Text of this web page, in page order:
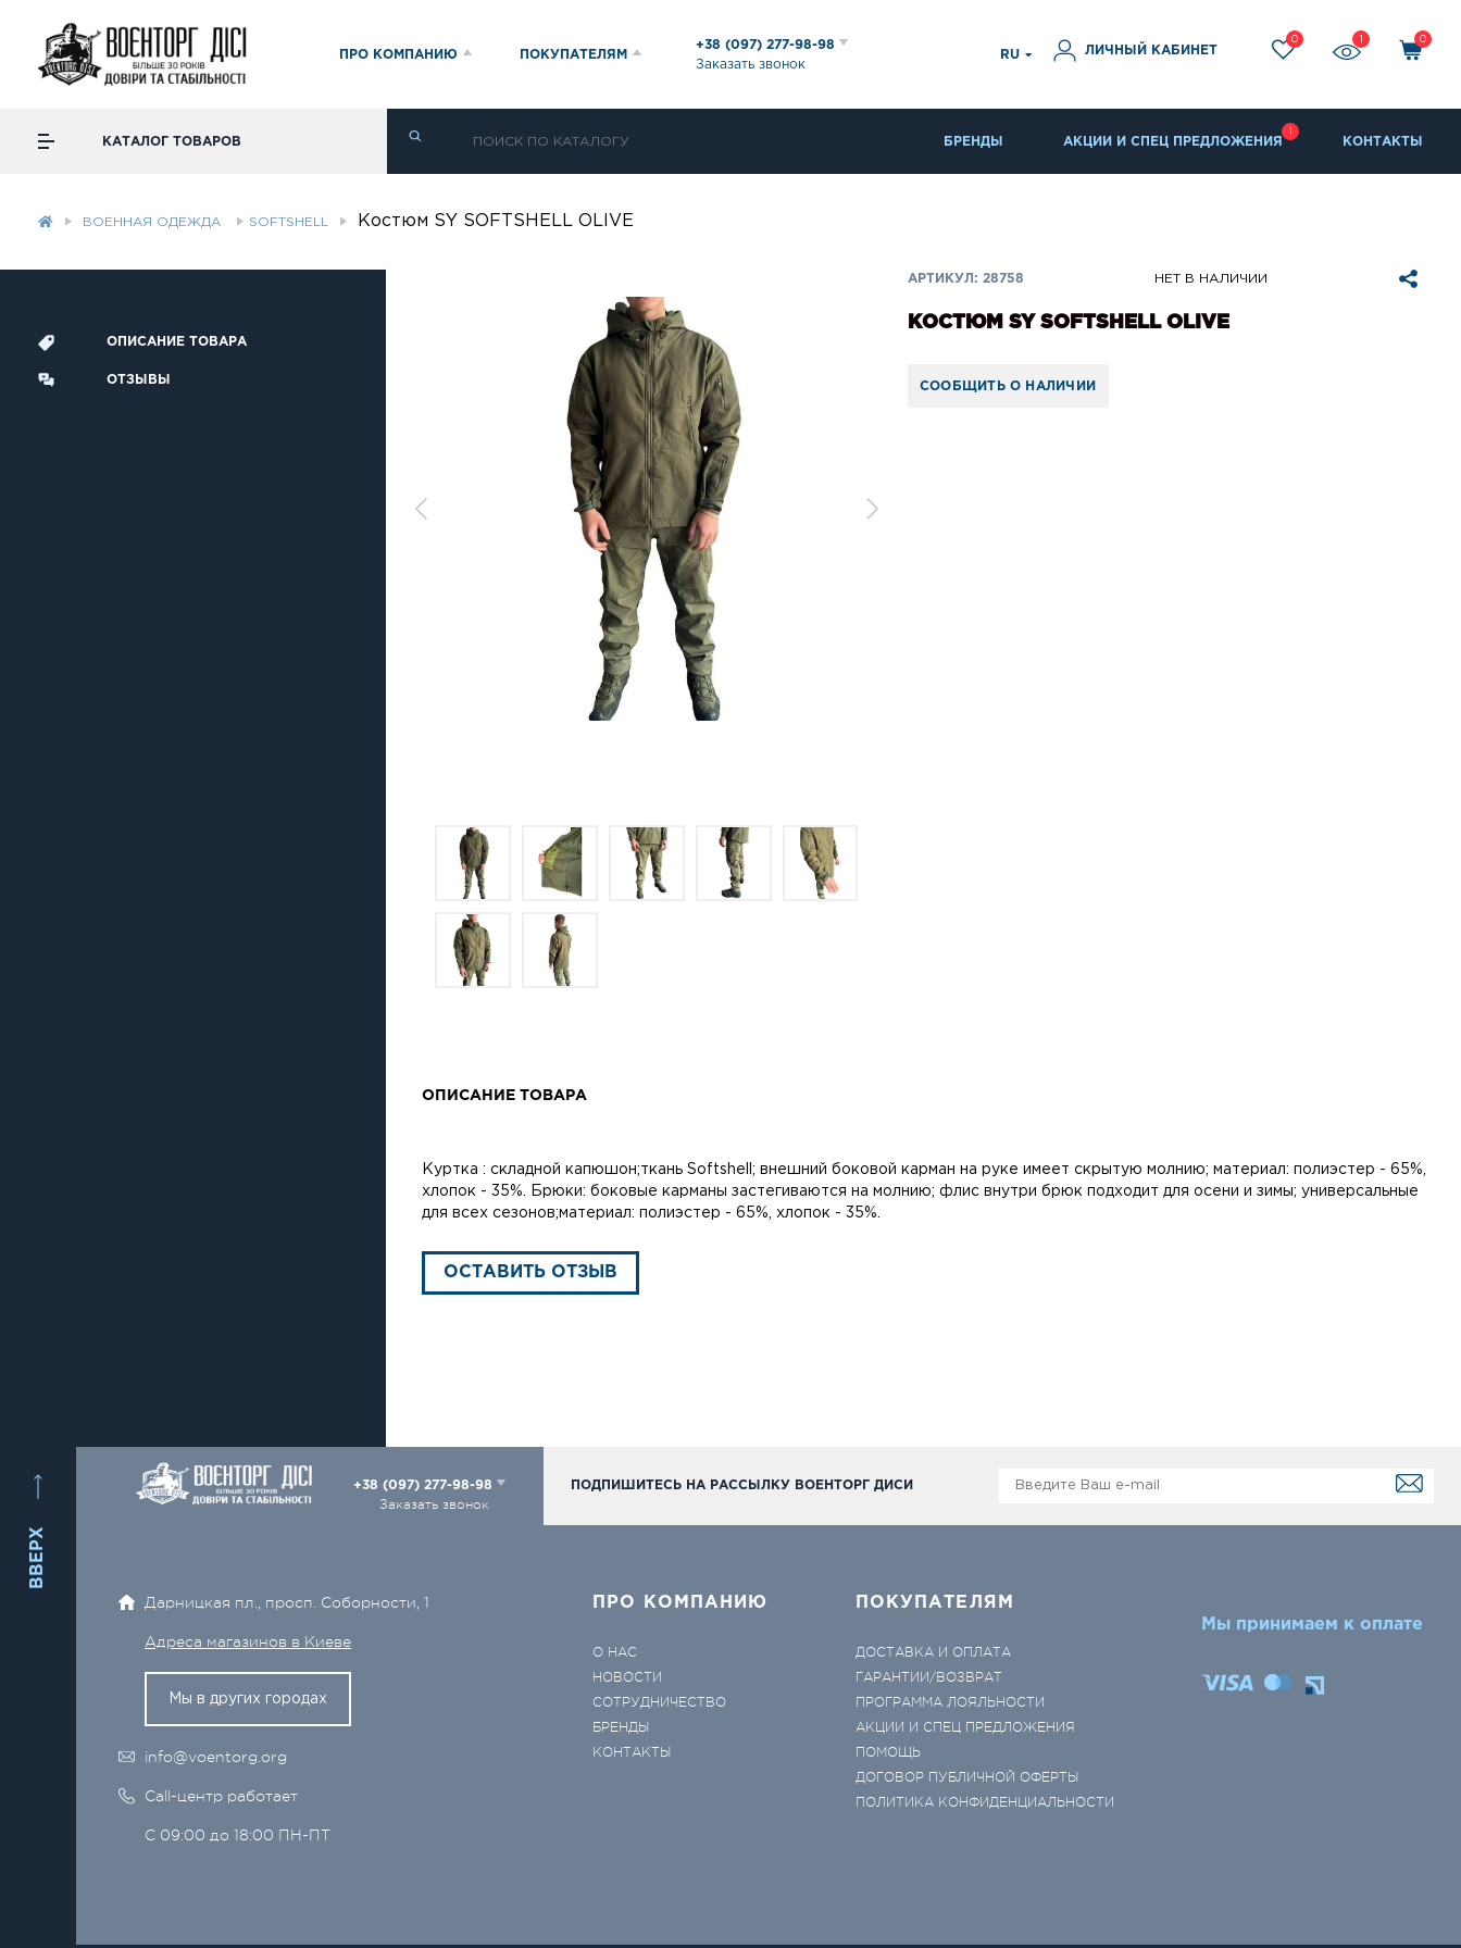
ПРО КОМПАНИЮ ПОКУПАТЕЛЯМ
+38 (097) 277-98-98
Заказать звонок
RU ЛИЧНЫЙ КАБИНЕТ
0 0
КАТАЛОГ ТОВАРОВ БРЕНДЫ АКЦИИ И СПЕЦ ПРЕДЛОЖЕНИЯ КОНТАКТЫ
ВОЕННАЯ ОДЕЖДА SOFTSHELL Костюм SY SOFTSHELL OLIVE
ОПИСАНИЕ ТОВАРА
ОТЗЫВЫ
АРТИКУЛ: 28758 НЕТ В НАЛИЧИИ
КОСТЮМ SY SOFTSHELL OLIVE
СООБЩИТЬ О НАЛИЧИИ
ОПИСАНИЕ ТОВАРА
Куртка : складной капюшон;ткань Softshell; внешний боковой карман на руке имеет скрытую молнию; материал: полиэстер - 65%,
хлопок - 35%. Брюки: боковые карманы застегиваются на молнию; флис внутри брюк подходит для осени и зимы; универсальные
для всех сезонов;материал: полиэстер - 65%, хлопок - 35%.
ОСТАВИТЬ ОТЗЫВ
ВВЕРХ
+38 (097) 277-98-98
Заказать звонок
ПОДПИШИТЕСЬ НА РАССЫЛКУ ВОЕНТОРГ ДИСИ
Дарницкая пл., просп. Соборности, 1
Адреса магазинов в Киеве
Мы в других городах
info@voentorg.org
Call-центр работает
С 09:00 до 18:00 ПН-ПТ
ПРО КОМПАНИЮ
О НАС
НОВОСТИ
СОТРУДНИЧЕСТВО
БРЕНДЫ
КОНТАКТЫ
ПОКУПАТЕЛЯМ
ДОСТАВКА И ОПЛАТА
ГАРАНТИИ/ВОЗВРАТ
ПРОГРАММА ЛОЯЛЬНОСТИ
АКЦИИ И СПЕЦ ПРЕДЛОЖЕНИЯ
ПОМОЩЬ
ДОГОВОР ПУБЛИЧНОЙ ОФЕРТЫ
ПОЛИТИКА КОНФИДЕНЦИАЛЬНОСТИ
Мы принимаем к оплате